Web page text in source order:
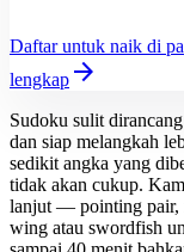
Daftar untuk naik di
lengkap arrow_forward
Sudoku sulit
dan siap melangkah
sedikit angka yang
tidak akan cukup.
lanjut — pointing pair,
wing atau swordfish